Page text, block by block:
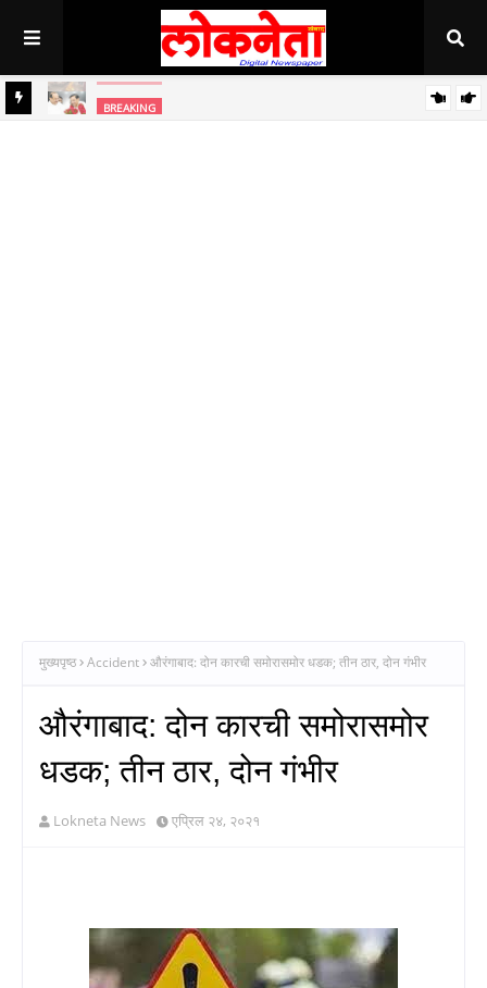
अहिल्यानगर राज्यात सर्वाधिक थंड..!
BREAKING
मुख्यपृष्ठ Accident औरंगाबाद: दोन कारची समोरासमोर धडक; तीन ठार, दोन गंभीर
औरंगाबाद: दोन कारची समोरासमोर
धडक; तीन ठार, दोन गंभीर
Lokneta News एप्रिल २४, २०२१